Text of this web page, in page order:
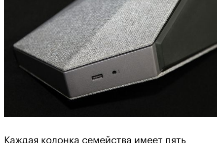
Каждая колонка семейства имеет пять